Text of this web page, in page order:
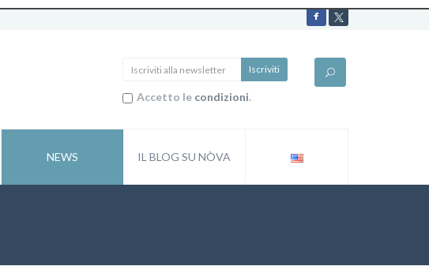
Accetto le condizioni.
NEWS IL BLOG SU NÒVA